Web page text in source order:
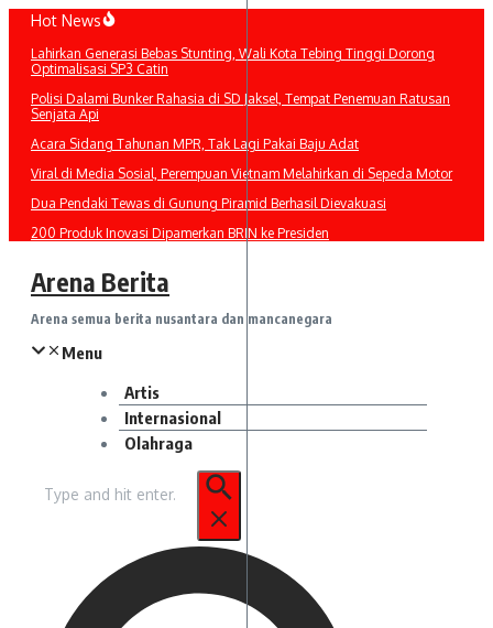
Lewati
konten
Hot News
Lahirkan Generasi Bebas Stunting, Wali Kota Tebing Tinggi Dorong
Optimalisasi SP3 Catin
Polisi Dalami Bunker Rahasia di SD Jaksel, Tempat Penemuan Ratusan
Senjata Api
Acara Sidang Tahunan MPR, Tak Lagi Pakai Baju Adat
Viral di Media Sosial, Perempuan Vietnam Melahirkan di Sepeda Motor
Dua Pendaki Tewas di Gunung Piramid Berhasil Dievakuasi
200 Produk Inovasi Dipamerkan BRIN ke Presiden
Arena Berita
Arena semua berita nusantara dan mancanegara
Menu
Artis
Internasional
Olahraga
untuk: